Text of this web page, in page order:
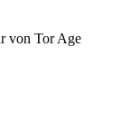
von Tor Age